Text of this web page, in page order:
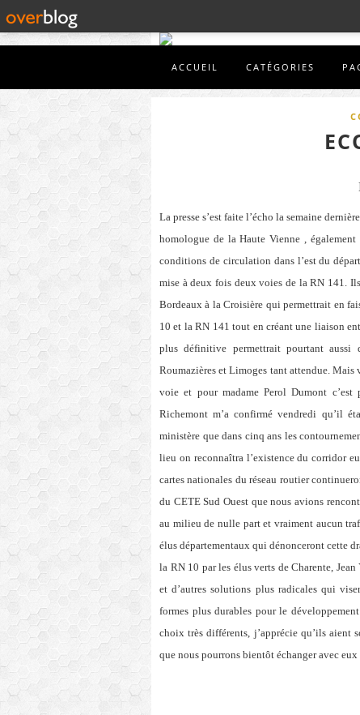
ACCUEIL CATÉGORIES
La presse s’est faite l’écho la semaine
homologue de la Haute Vienne ,
conditions de circulation dans l’est du
mise à deux fois deux voies de la RN 141.
Bordeaux à la Croisière qui permettrait en
10 et la RN 141 tout en créant une liaison
plus définitive permettrait pourtant
Roumazières et Limoges tant attendue.
voie et pour madame Perol Dumont
Richemont m’a confirmé vendredi qu’il
ministère que dans cinq ans les
lieu on reconnaîtra l’existence du corridor
cartes nationales du réseau routier
du CETE Sud Ouest que nous avions
au milieu de nulle part et vraiment aucun
élus départementaux qui dénonceront cette
la RN 10 par les élus verts de Charente,
et d’autres solutions plus radicales qui
formes plus durables pour le
choix très différents, j’apprécie qu’ils aient
que nous pourrons bientôt échanger avec